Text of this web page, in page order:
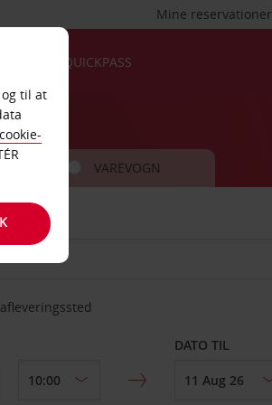
Mine reservationer
QUICKPASS
VAREVOGN
DATO TIL
til at
cookie-